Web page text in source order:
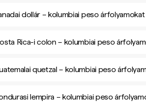
dollár – kolumbiai peso árfolyamokat
Rica-i colon – kolumbiai peso
quetzal – kolumbiai peso
lempira – kolumbiai peso